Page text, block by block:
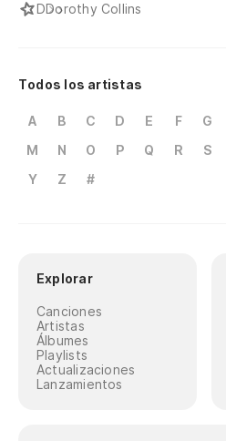
DDorothy Collins
Todos los artistas
A B C D E F G
M
N O P Q R S
Y
Z #
Explorar
Canciones
Artistas
Álbumes
Playlists
Actualizaciones
Lanzamientos